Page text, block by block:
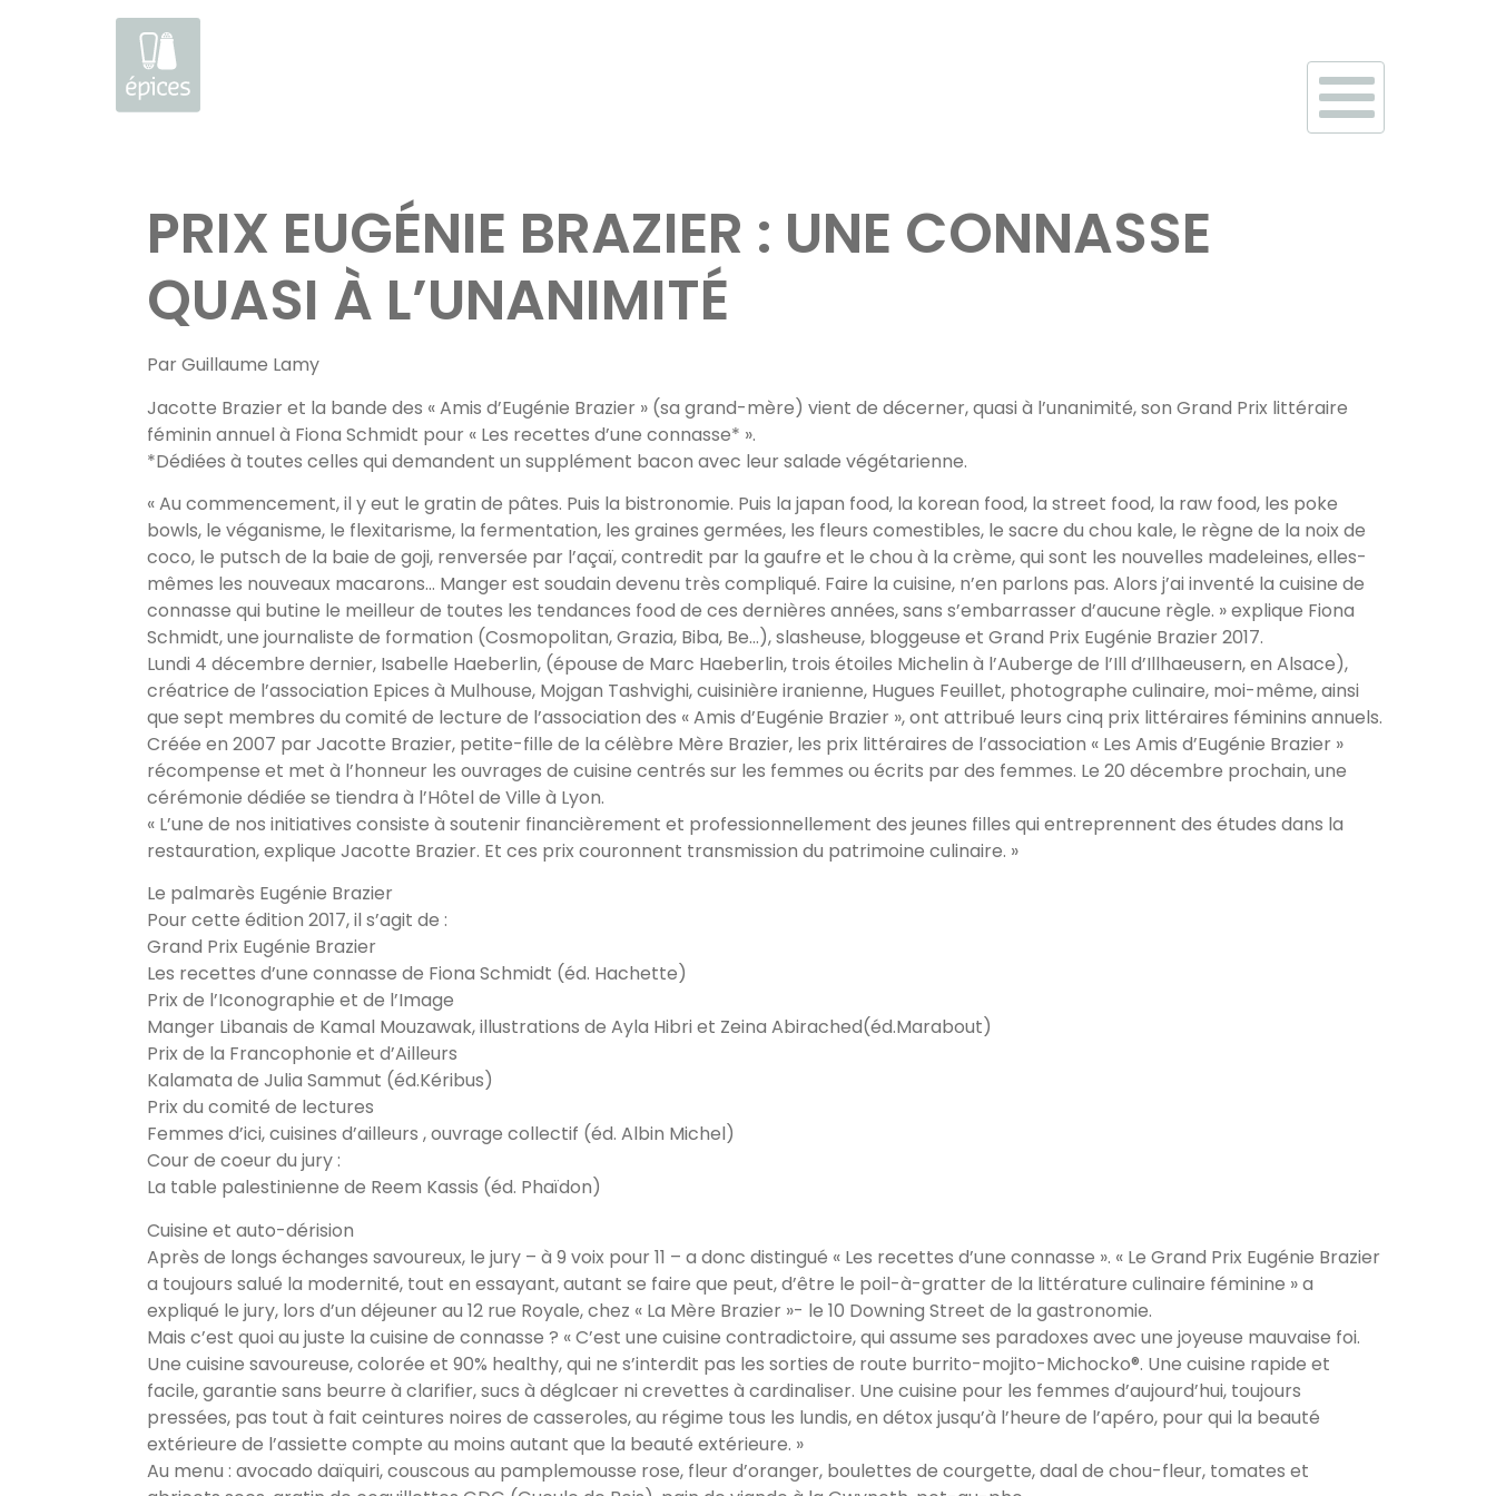
PRIX EUGÉNIE BRAZIER : UNE CONNASSE
QUASI À L’UNANIMITÉ
Par Guillaume Lamy
Jacotte Brazier et la bande des « Amis d’Eugénie Brazier » (sa grand-mère) vient de décerner, quasi à l’unanimité, son Grand Prix littéraire
féminin annuel à Fiona Schmidt pour « Les recettes d’une connasse* ».
*Dédiées à toutes celles qui demandent un supplément bacon avec leur salade végétarienne.
« Au commencement, il y eut le gratin de pâtes. Puis la bistronomie. Puis la japan food, la korean food, la street food, la raw food, les poke
bowls, le véganisme, le flexitarisme, la fermentation, les graines germées, les fleurs comestibles, le sacre du chou kale, le règne de la noix de
coco, le putsch de la baie de goji, renversée par l’açaï, contredit par la gaufre et le chou à la crème, qui sont les nouvelles madeleines, elles-
mêmes les nouveaux macarons… Manger est soudain devenu très compliqué. Faire la cuisine, n’en parlons pas. Alors j’ai inventé la cuisine de
connasse qui butine le meilleur de toutes les tendances food de ces dernières années, sans s’embarrasser d’aucune règle. » explique Fiona
Schmidt, une journaliste de formation (Cosmopolitan, Grazia, Biba, Be…), slasheuse, bloggeuse et Grand Prix Eugénie Brazier 2017.
Lundi 4 décembre dernier, Isabelle Haeberlin, (épouse de Marc Haeberlin, trois étoiles Michelin à l’Auberge de l’Ill d’Illhaeusern, en Alsace),
créatrice de l’association Epices à Mulhouse, Mojgan Tashvighi, cuisinière iranienne, Hugues Feuillet, photographe culinaire, moi-même, ainsi
que sept membres du comité de lecture de l’association des « Amis d’Eugénie Brazier », ont attribué leurs cinq prix littéraires féminins annuels.
Créée en 2007 par Jacotte Brazier, petite-fille de la célèbre Mère Brazier, les prix littéraires de l’association « Les Amis d’Eugénie Brazier »
récompense et met à l’honneur les ouvrages de cuisine centrés sur les femmes ou écrits par des femmes. Le 20 décembre prochain, une
cérémonie dédiée se tiendra à l’Hôtel de Ville à Lyon.
« L’une de nos initiatives consiste à soutenir financièrement et professionnellement des jeunes filles qui entreprennent des études dans la
restauration, explique Jacotte Brazier. Et ces prix couronnent transmission du patrimoine culinaire. »
Le palmarès Eugénie Brazier
Pour cette édition 2017, il s’agit de :
Grand Prix Eugénie Brazier
Les recettes d’une connasse de Fiona Schmidt (éd. Hachette)
Prix de l’Iconographie et de l’Image
Manger Libanais de Kamal Mouzawak, illustrations de Ayla Hibri et Zeina Abirached(éd.Marabout)
Prix de la Francophonie et d’Ailleurs
Kalamata de Julia Sammut (éd.Kéribus)
Prix du comité de lectures
Femmes d’ici, cuisines d’ailleurs , ouvrage collectif (éd. Albin Michel)
Cour de coeur du jury :
La table palestinienne de Reem Kassis (éd. Phaïdon)
Cuisine et auto-dérision
Après de longs échanges savoureux, le jury – à 9 voix pour 11 – a donc distingué « Les recettes d’une connasse ». « Le Grand Prix Eugénie Brazier
a toujours salué la modernité, tout en essayant, autant se faire que peut, d’être le poil-à-gratter de la littérature culinaire féminine » a
expliqué le jury, lors d’un déjeuner au 12 rue Royale, chez « La Mère Brazier »- le 10 Downing Street de la gastronomie.
Mais c’est quoi au juste la cuisine de connasse ? « C’est une cuisine contradictoire, qui assume ses paradoxes avec une joyeuse mauvaise foi.
Une cuisine savoureuse, colorée et 90% healthy, qui ne s’interdit pas les sorties de route burrito-mojito-Michocko®. Une cuisine rapide et
facile, garantie sans beurre à clarifier, sucs à déglcaer ni crevettes à cardinaliser. Une cuisine pour les femmes d’aujourd’hui, toujours
pressées, pas tout à fait ceintures noires de casseroles, au régime tous les lundis, en détox jusqu’à l’heure de l’apéro, pour qui la beauté
extérieure de l’assiette compte au moins autant que la beauté extérieure. »
Au menu : avocado daïquiri, couscous au pamplemousse rose, fleur d’oranger, boulettes de courgette, daal de chou-fleur, tomates et